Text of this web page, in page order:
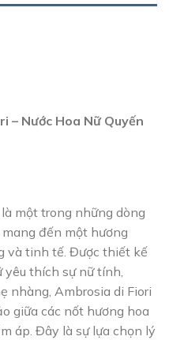
– Nước Hoa Nữ Quyến
một trong những dòng
mang đến một hương
và tinh tế. Được thiết kế
thích sự nữ tính,
nhàng, Ambrosia di Fiori
giữa các nốt hương hoa
áp. Đây là sự lựa chọn lý